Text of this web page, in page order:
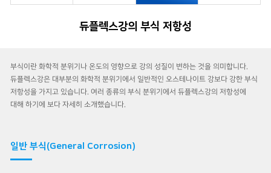
듀플렉스강의 부식 저항성
부식이란 화학적 분위기나 온도의 영향으로 강의 성질이 변하는 것을 의미합니다.
듀플렉스강은 대부분의 화학적 분위기에서 일반적인 오스테나이트 강보다 강한 부식
저항성을 가지고 있습니다. 여러 종류의 부식 분위기에서 듀플렉스강의 저항성에
대해 하기에 보다 자세히 소개했습니다.
일반 부식(General Corrosion)